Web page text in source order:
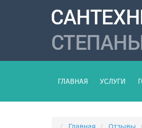
ГЛАВНАЯ УСЛУГИ